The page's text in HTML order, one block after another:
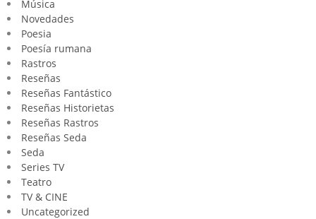
Música
Novedades
Poesia
Poesía rumana
Rastros
Reseñas
Reseñas Fantástico
Reseñas Historietas
Reseñas Rastros
Reseñas Seda
Seda
Series TV
Teatro
TV & CINE
Uncategorized